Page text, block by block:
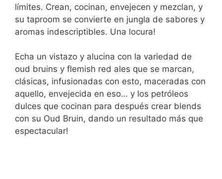
límites. Crean, cocinan, envejecen y mezclan, y
su taproom se convierte en jungla de sabores y
aromas indescriptibles. Una locura!
Echa un vistazo y alucina con la variedad de
oud bruins y flemish red ales que se marcan,
clásicas, infusionadas con esto, maceradas con
aquello, envejecida en eso… y los petróleos
dulces que cocinan para después crear blends
con su Oud Bruin, dando un resultado más que
espectacular!